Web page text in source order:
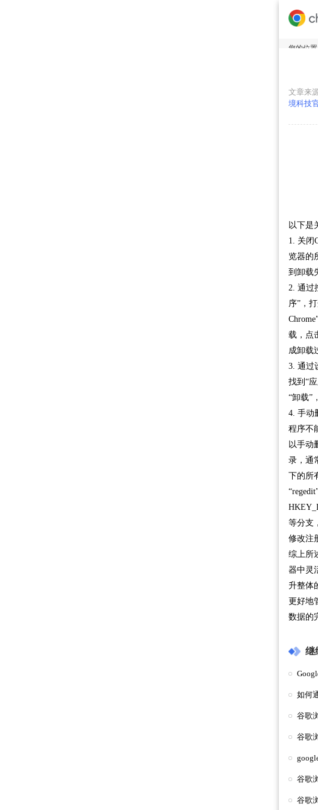
您的位置
文章来
境科技
以下是
1. 关闭
览器的
到卸载
2. 通过
序”，
载，点
成卸载
3. 通过
找到“
“卸载”
4. 手动
程序不
以手动
录，通
下的所
等分支
修改注
综上所
器中灵
升整体
更好地
数据的
继
如何
谷歌
谷歌
谷歌
谷歌